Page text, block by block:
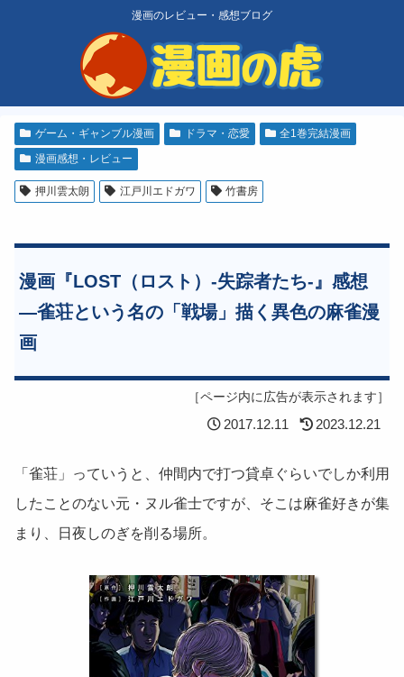
漫画のレビュー・感想ブログ
ゲーム・ギャンブル漫画 ドラマ・恋愛
全1巻完結漫画
漫画感想・レビュー
押川雲太朗 江戸川エドガワ 竹書房
漫画『LOST（ロスト）-失踪者たち-』感想
―雀荘という名の「戦場」描く異色の麻雀漫
画
［ページ内に広告が表示されます］
2017.12.11 2023.12.21
「雀荘」っていうと、仲間内で打つ貸卓ぐらいでしか利用
したことのない元・ヌル雀士ですが、そこは麻雀好きが集
まり、日夜しのぎを削る場所。